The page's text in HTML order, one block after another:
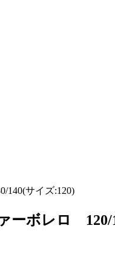
サイズ:120)
ボレロ 120/